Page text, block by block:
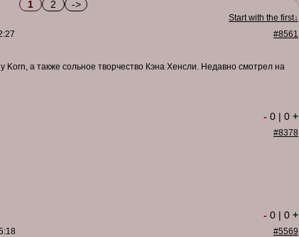
1 2 ->
Start with the first↓
#8561
Korn, а также сольное творчество Кэна Хенсли. Недавно смотрел на
- 0 | 0 +
#8378
- 0 | 0 +
#5569